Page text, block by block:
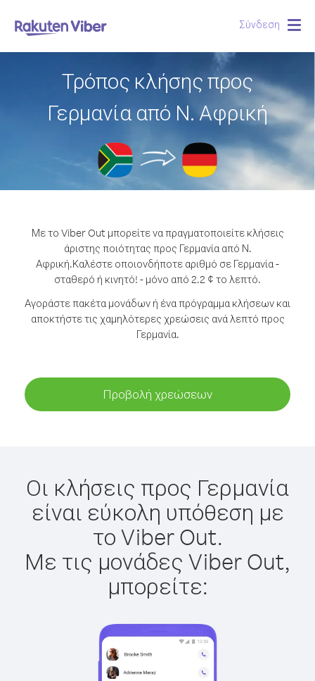
Σύνδεση
Τρόπος κλήσης προς
Γερμανία από Ν. Αφρική
Με το Viber Out μπορείτε να πραγματοποιείτε κλήσεις
άριστης ποιότητας προς Γερμανία από Ν.
Αφρική.Καλέστε οποιονδήποτε αριθμό σε Γερμανία -
σταθερό ή κινητό! - μόνο από 2.2 ¢ το λεπτό.
Αγοράστε πακέτα μονάδων ή ένα πρόγραμμα κλήσεων και
αποκτήστε τις χαμηλότερες χρεώσεις ανά λεπτό προς
Γερμανία.
Προβολή χρεώσεων
Οι κλήσεις προς Γερμανία
είναι εύκολη υπόθεση με
το Viber Out.
Με τις μονάδες Viber Out,
μπορείτε: